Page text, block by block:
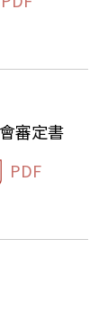
審定書
PDF